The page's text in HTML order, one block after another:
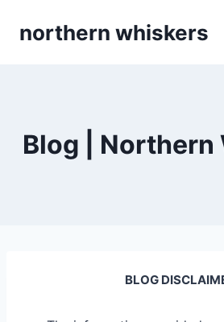
northern whiskers
Blog | Northern
BLOG